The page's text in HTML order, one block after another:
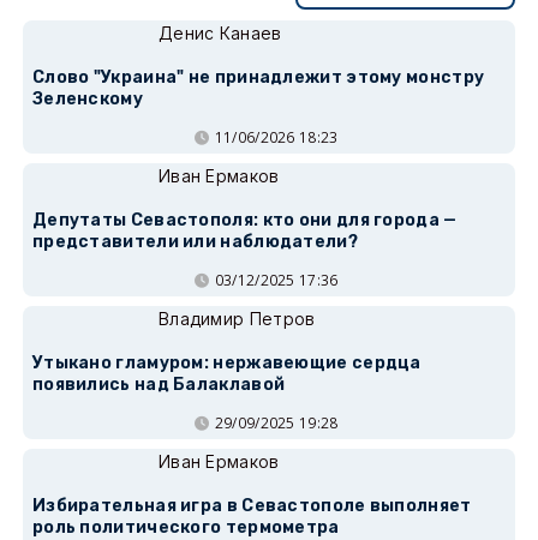
Денис Канаев
Слово "Украина" не принадлежит этому монстру
Зеленскому
11/06/2026 18:23
Иван Ермаков
Депутаты Севастополя: кто они для города —
представители или наблюдатели?
03/12/2025 17:36
Владимир Петров
Утыкано гламуром: нержавеющие сердца
появились над Балаклавой
29/09/2025 19:28
Иван Ермаков
Избирательная игра в Севастополе выполняет
роль политического термометра